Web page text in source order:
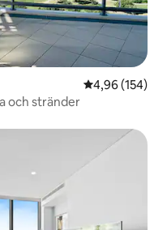
4,96 av 5 i
4,96 (154)
och stränder